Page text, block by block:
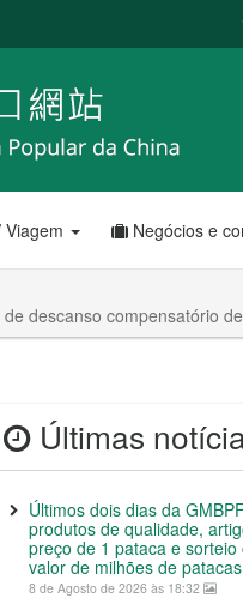
Viagem Negócios e
descanso compensatório
Últimas
Últimos dois dias da
produtos de qualidade,
preço de 1 pataca e sorteio
valor de milhões de patacas
8 de Agosto de 2026 às 18:32